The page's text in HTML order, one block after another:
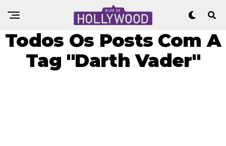
Todos Os Posts Com A
Tag "Darth Vader"